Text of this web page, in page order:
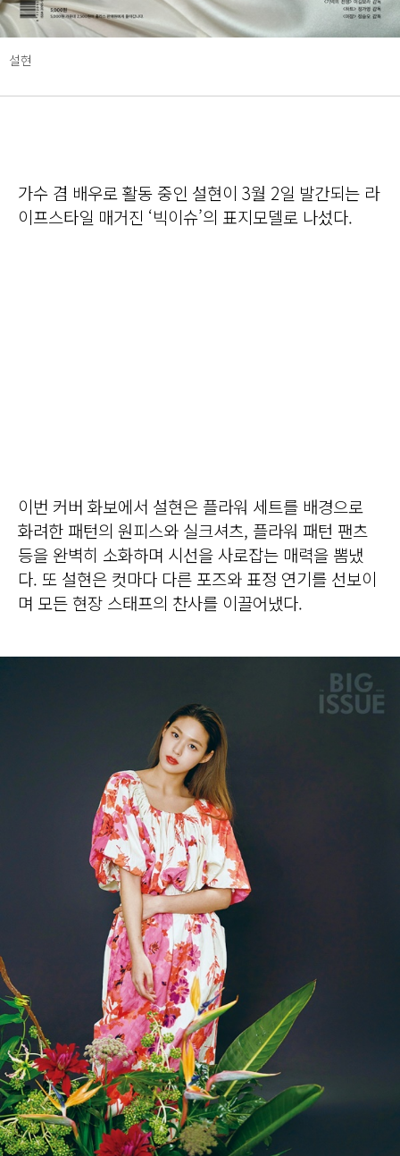
설현
가수 겸 배우로 활동 중인 설현이 3월 2일 발간되는 라
이프스타일 매거진 ‘빅이슈’의 표지모델로 나섰다.
이번 커버 화보에서 설현은 플라워 세트를 배경으로
화려한 패턴의 원피스와 실크셔츠, 플라워 패턴 팬츠
등을 완벽히 소화하며 시선을 사로잡는 매력을 뽐냈
다. 또 설현은 컷마다 다른 포즈와 표정 연기를 선보이
며 모든 현장 스태프의 찬사를 이끌어냈다.